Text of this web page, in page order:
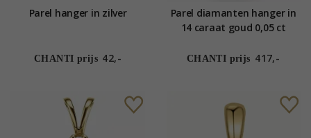
Parel hanger in zilver
CHANTI prijs 42,-
Parel diamanten hanger in
14 caraat goud 0,05 ct
CHANTI prijs 417,-